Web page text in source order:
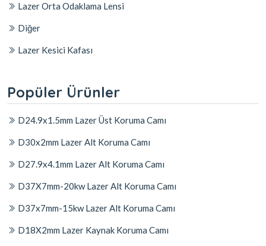
Lazer Orta Odaklama Lensi
Diğer
Lazer Kesici Kafası
Popüler Ürünler
D24.9x1.5mm Lazer Üst Koruma Camı
D30x2mm Lazer Alt Koruma Camı
D27.9x4.1mm Lazer Alt Koruma Camı
D37X7mm-20kw Lazer Alt Koruma Camı
D37x7mm-15kw Lazer Alt Koruma Camı
D18X2mm Lazer Kaynak Koruma Camı